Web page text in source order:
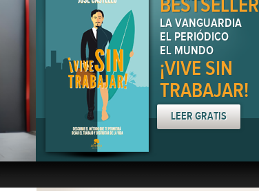
BESTSELLER
LA VANGUARDIA
EL PERIÓDICO
EL MUNDO
¡VIVE SIN
TRABAJAR!
LEER GRATIS